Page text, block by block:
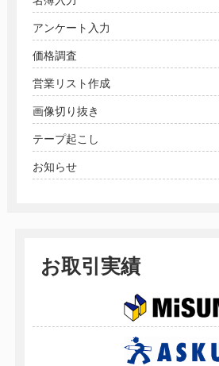
アンケート入力
価格調査
営業リスト作成
画像切り抜き
テープ起こし
お知らせ
お取引実績